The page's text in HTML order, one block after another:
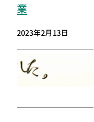
業
2023年2月13日